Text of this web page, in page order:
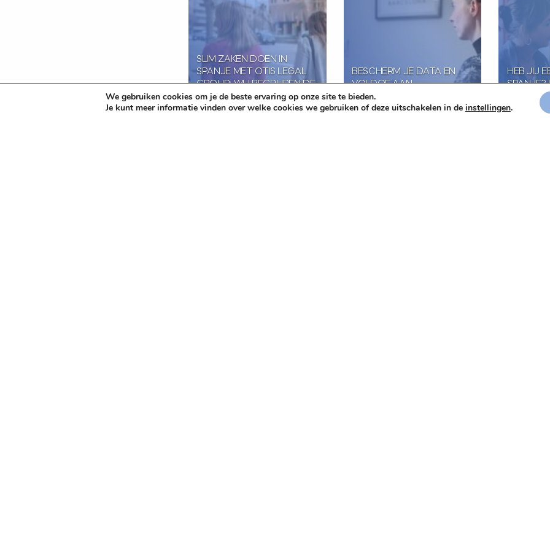
SLIM ZAKEN DOEN IN
SPANJE MET OTIS LEGAL
GROUP: WIJ BEGRIJPEN DE
TAAL, CULTUUR EN
WETGEVING!
BESCHERM JE DATA EN
VOLDOE AAN
PRIVACYREGELGEVING IN
SPANJE
HEB JIJ
SPANJE?
JE
We gebruiken cookies om je de beste ervaring op onze site te bieden.
Je kunt meer informatie vinden over welke cookies we gebruiken of deze uitschakelen in de instellingen.